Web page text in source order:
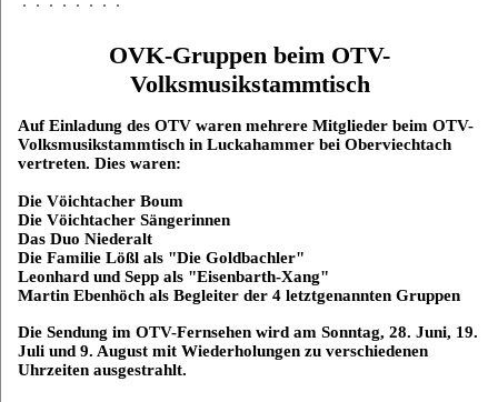
OVK-Gruppen beim OTV-
Volksmusikstammtisch
Auf Einladung des OTV waren mehrere Mitglieder beim OTV-
Volksmusikstammtisch in Luckahammer bei Oberviechtach
vertreten. Dies waren:
Die Vöichtacher Boum
Die Vöichtacher Sängerinnen
Das Duo Niederalt
Die Familie Lößl als "Die Goldbachler"
Leonhard und Sepp als "Eisenbarth-Xang"
Martin Ebenhöch als Begleiter der 4 letztgenannten Gruppen
Die Sendung im OTV-Fernsehen wird am Sonntag, 28. Juni, 19.
Juli und 9. August mit Wiederholungen zu verschiedenen
Uhrzeiten ausgestrahlt.